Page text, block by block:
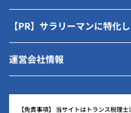
【PR】サラリーマンに特化
運営会社情報
【免責事項】 当サイトはトランス税理